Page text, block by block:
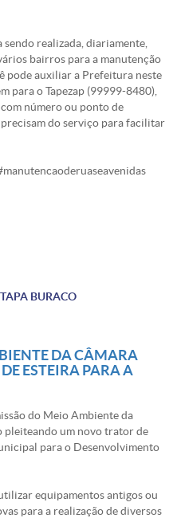
realizada, diariamente,
bairros para a manutenção
pode auxiliar a Prefeitura neste
para o Tapezap (99999-8480),
número ou ponto de
do serviço para facilitar
TAPA BURACO
DA CÂMARA
ESTEIRA PARA A
do Meio Ambiente da
pleiteando um novo trator de
para o Desenvolvimento
equipamentos antigos ou
para a realização de diversos